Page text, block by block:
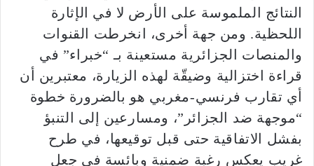
النتائج الملموسة على الأرض لا في الإثارة
اللحظية. ومن جهة أخرى، انخرطت القنوات
والمنصات الجزائرية مستعينة بـ “خبراء” في
قراءة اختزالية وضيقّة لهذه الزيارة، معتبرين أن
أي تقارب فرنسي-مغربي هو بالضرورة خطوة
“موجهة ضد الجزائر”، ومسارعين إلى التنبؤ
بفشل الاتفاقية حتى قبل توقيعها، في طرح
غريب يعكس رغبة ضمنية وبائسة في جعل